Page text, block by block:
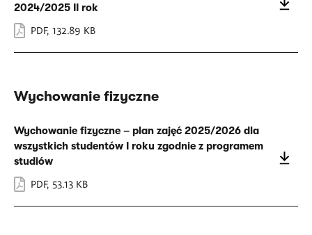
2024/2025 II rok
PDF, 132.89 KB
Wychowanie fizyczne
Wychowanie fizyczne – plan zajęć 2025/2026 dla
wszystkich studentów I roku zgodnie z programem
studiów
PDF, 53.13 KB